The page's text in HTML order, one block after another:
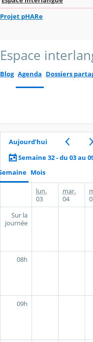
Projet pHARe
Espace
Blog Agenda Dossiers
Aujourd’hui
Semaine 32 - du 03 au
Mois
lun.
03
mar.
04
Sur la
journée
08h
09h